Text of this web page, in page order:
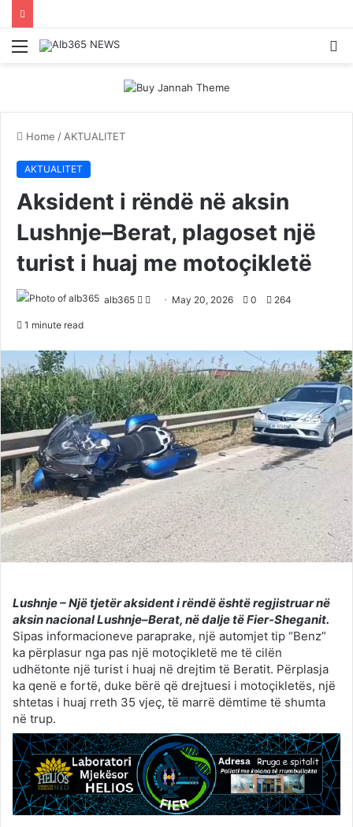
Menu
Home / AKTUALITET
AKTUALITET
Aksident i rëndë në aksin
Lushnje–Berat, plagoset një
turist i huaj me motoçikletë
alb365
Follow
Send May 20, 2026 0 264
1 minute read
Lushnje – Një tjetër aksident i rëndë është regjistruar në
aksin nacional Lushnje–Berat, në dalje të Fier-Sheganit.
Sipas informacioneve paraprake, një automjet tip “Benz”
ka përplasur nga pas një motoçikletë me të cilën
udhëtonte një turist i huaj në drejtim të Beratit. Përplasja
ka qenë e fortë, duke bërë që drejtuesi i motoçikletës, një
shtetas i huaj rreth 35 vjeç, të marrë dëmtime të shumta
në trup.